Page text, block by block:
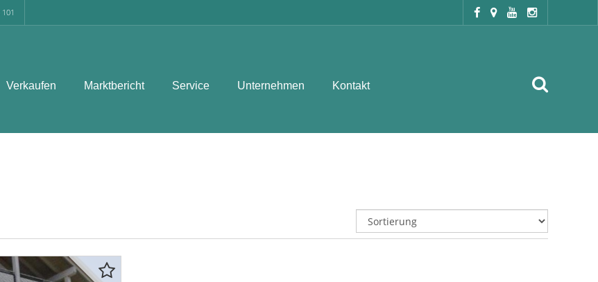
Verkaufen Marktbericht Service Unternehmen Kontakt